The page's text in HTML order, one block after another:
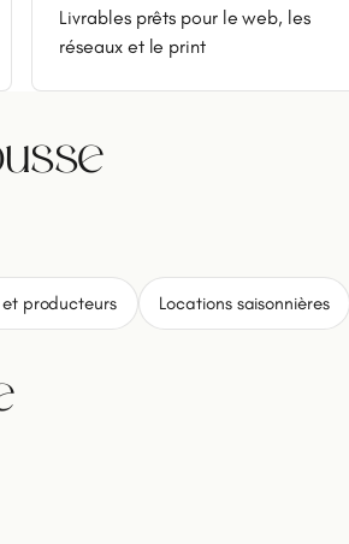
Livrables prêts pour le web, les
réseaux et le print
et producteurs Locations saisonnières